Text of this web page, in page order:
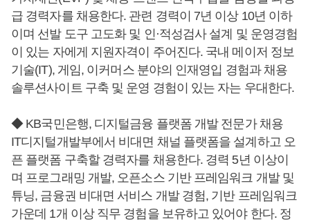
급 경력자를 채용한다. 관련 경력이 7년 이상 10년 이하
이며 선발 도구 고도화 및 인·적성검사 설계 및 운영경험
이 있는 자에게 지원자격이 주어진다. 국내 메이저 정보
기술(IT), 게임, 이커머스 분야의 인재영입 경험과 채용
솔루션사이트 구축 및 운영 경험이 있는 자는 우대한다.
◆ KB국민은행, 디지털금융 플랫폼 개발 전문가 채용
IT디지털개발부에서 비대면 채널 플랫폼을 설계하고 오
픈 플랫폼 구축할 경력자를 채용한다. 경력 5년 이상이
며 프로그래밍 개발, 오픈소스 기반 프레임워크 개발 및
튜닝, 금융권 비대면 서비스 개발 경험, 기반 프레임워크
가운데 1개 이상 직무 경험을 보유하고 있어야 한다. 정